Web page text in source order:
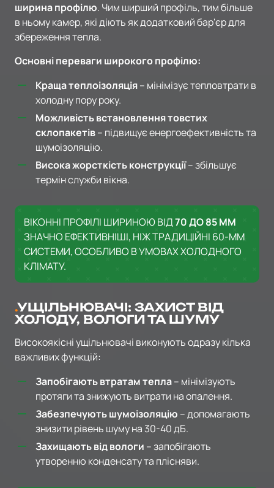
ширина профілю. Чим ширший профіль, тим більше
в ньому камер, які діють як додатковий бар'єр для
збереження тепла.
Основні переваги широкого профілю:
Краща теплоізоляція– мінімізує тепловтрати в
холодну пору року.
Можливість встановлення товстих
склопакетів– підвищує енергоефективність та
шумоізоляцію.
Висока жорсткість конструкції– збільшує
термін служби вікна.
ВІКОННІ ПРОФІЛІ ШИРИНОЮ ВІД70 ДО 85 ММ
ЗНАЧНО ЕФЕКТИВНІШІ, НІЖ ТРАДИЦІЙНІ 60-ММ
СИСТЕМИ, ОСОБЛИВО В УМОВАХ ХОЛОДНОГО
КЛІМАТУ.
УЩІЛЬНЮВАЧІ: ЗАХИСТ ВІД
ХОЛОДУ, ВОЛОГИ ТА ШУМУ
Високоякісні ущільнювачі виконують одразу кілька
важливих функцій:
Запобігають втратам тепла– мінімізують
протяги та знижують витрати на опалення.
Забезпечують шумоізоляцію – допомагають
знизити рівень шуму на 30-40 дБ.
Захищають від вологи – запобігають
утворенню конденсату та плісняви.